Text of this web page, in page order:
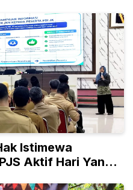
Istimewa
Aktif Hari Yang